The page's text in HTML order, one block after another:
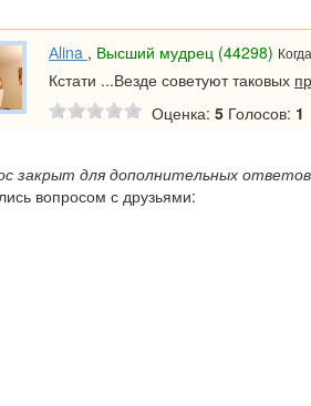
Аlina , Высший мудрец (44298)
Кстати ...Везде советуют таковых
Оценка: 5 Голосов: 1
закрыт для дополнительных ответов
вопросом с друзьями: